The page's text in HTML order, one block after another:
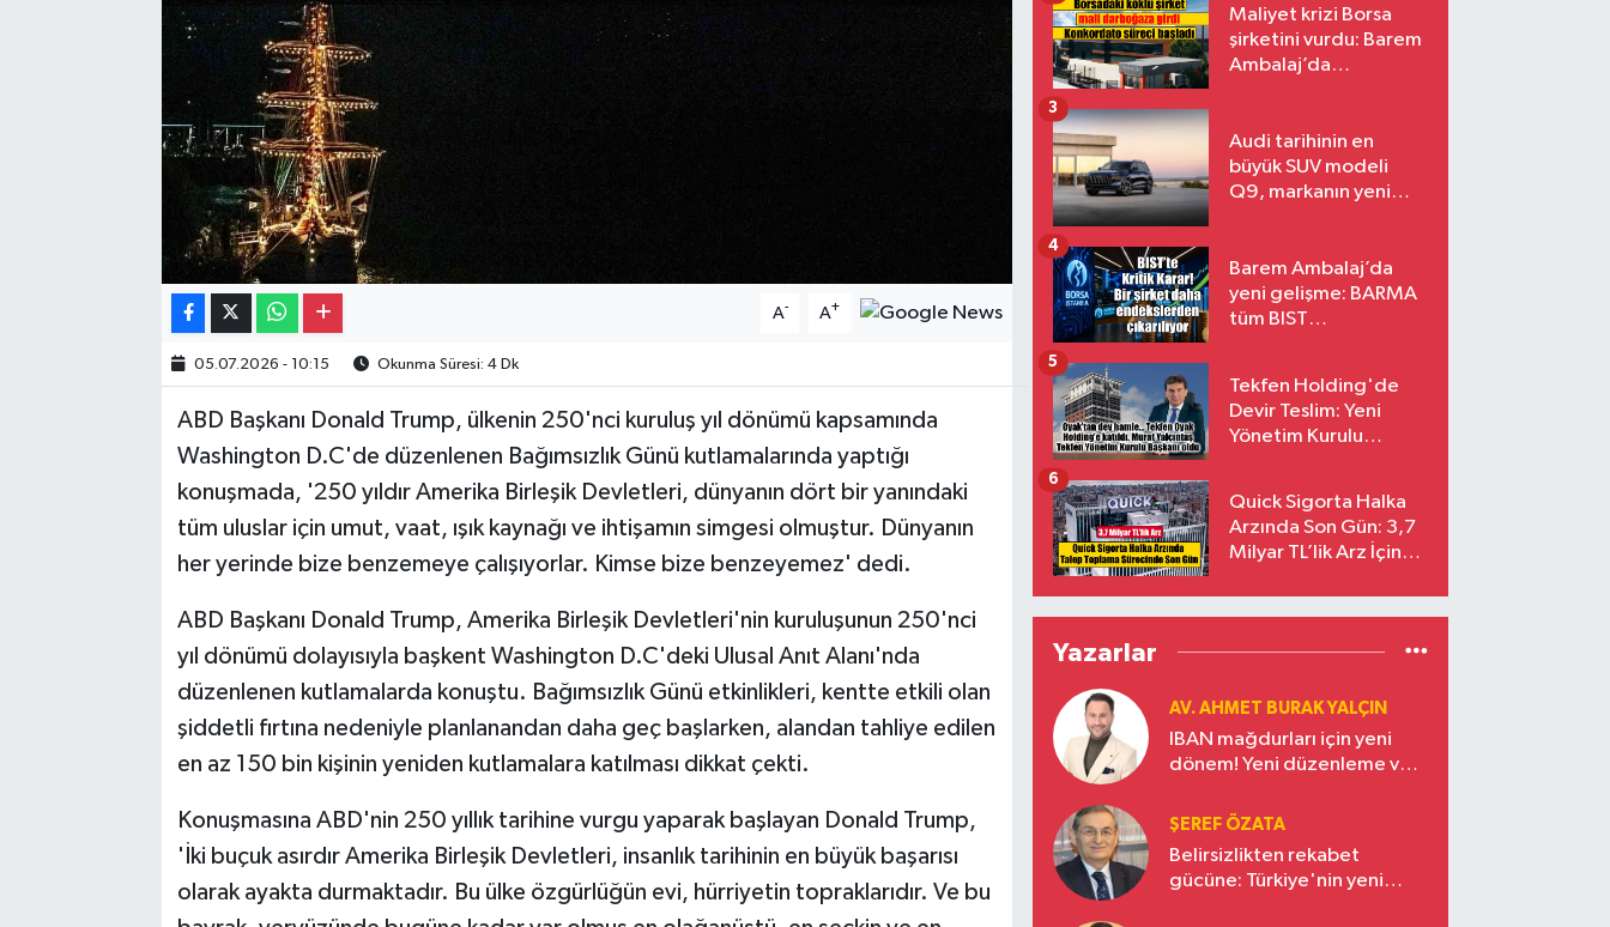
A- A+
05.07.2026 - 10:15 Okunma Süresi: 4 Dk
ABD Başkanı Donald Trump, ülkenin 250'nci kuruluş yıl dönümü kapsamında
Washington D.C'de düzenlenen Bağımsızlık Günü kutlamalarında yaptığı
konuşmada, '250 yıldır Amerika Birleşik Devletleri, dünyanın dört bir yanındaki
tüm uluslar için umut, vaat, ışık kaynağı ve ihtişamın simgesi olmuştur. Dünyanın
her yerinde bize benzemeye çalışıyorlar. Kimse bize benzeyemez' dedi.
ABD Başkanı Donald Trump, Amerika Birleşik Devletleri'nin kuruluşunun 250'nci
yıl dönümü dolayısıyla başkent Washington D.C'deki Ulusal Anıt Alanı'nda
düzenlenen kutlamalarda konuştu. Bağımsızlık Günü etkinlikleri, kentte etkili olan
şiddetli fırtına nedeniyle planlanandan daha geç başlarken, alandan tahliye edilen
en az 150 bin kişinin yeniden kutlamalara katılması dikkat çekti.
Konuşmasına ABD'nin 250 yıllık tarihine vurgu yaparak başlayan Donald Trump,
'İki buçuk asırdır Amerika Birleşik Devletleri, insanlık tarihinin en büyük başarısı
olarak ayakta durmaktadır. Bu ülke özgürlüğün evi, hürriyetin topraklarıdır. Ve bu
Maliyet krizi Borsa
şirketini vurdu: Barem
Ambalaj’da
Audi tarihinin en
büyük SUV modeli
Q9, markanın yeni
3
Barem Ambalaj’da
yeni gelişme: BARMA
tüm BIST
4
Tekfen Holding'de
Devir Teslim: Yeni
Yönetim Kurulu
5
Quick Sigorta Halka
Arzında Son Gün: 3,7
Milyar TL’lik Arz İçin
Eriyor
6
Yazarlar
AV. AHMET BURAK YALÇIN
IBAN mağdurları için yeni
dönem! Yeni düzenleme ve
ŞEREF ÖZATA
Belirsizlikten rekabet
gücüne: Türkiye'nin yeni